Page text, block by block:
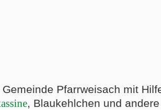
Pfarrweisach mit
, Blaukehlchen und andere